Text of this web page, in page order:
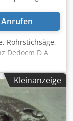
Anrufen
Rohrstichsäge,
Dedocm D A
nassen,
wo
-
Ø 160 mm -
pro Stück -
8 kg
Kleinanzeige